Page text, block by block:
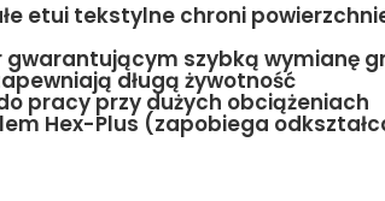
etui tekstylne chroni
szybką wymianę
długą żywotność
pracy przy dużych obciążeniach
Hex-Plus (zapobiega